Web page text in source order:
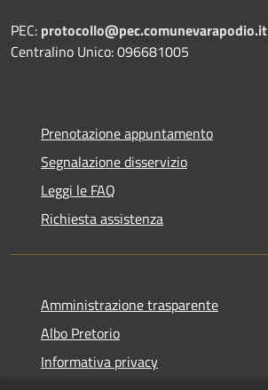
PEC: protocollo@pec.comunevarapodio.it
Centralino Unico: 096681005
Prenotazione appuntamento
Segnalazione disservizio
Leggi le FAQ
Richiesta assistenza
Amministrazione trasparente
Albo Pretorio
Informativa privacy